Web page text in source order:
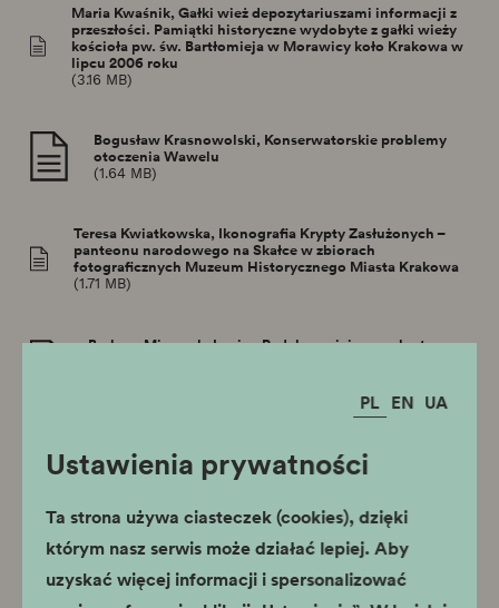
PL EN UA
Ustawienia prywatności
Ta strona używa ciasteczek (cookies), dzięki
którym nasz serwis może działać lepiej. Aby
uzyskać więcej informacji i spersonalizować
Maria Kwaśnik, Gałki wież depozytariuszami informacji z
przeszłości. Pamiątki historyczne wydobyte z gałki wieży
kościoła pw. św. Bartłomieja w Morawicy koło Krakowa w
lipcu 2006 roku
(3.16 MB)
Bogusław Krasnowolski, Konserwatorskie problemy
otoczenia Wawelu
(1.64 MB)
Teresa Kwiatkowska, Ikonografia Krypty Zasłużonych –
panteonu narodowego na Skałce w zbiorach
fotograficznych Muzeum Historycznego Miasta Krakowa
(1.71 MB)
Barbara Miszczyk, Lucjan Rydel – mniej znane karty z
Académie Colarossi
(1.08 MB)
Maria Zientara, Artystki polskie i ich sztuka w latach
1900–1939. Część I. Nurt narodowej sztuki dekoracyjnej